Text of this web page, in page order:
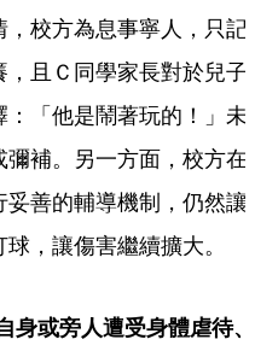
校方為息事寧人，只記
且Ｃ同學家長對於兒子
「他是鬧著玩的！」未
補。另一方面，校方在
善的輔導機制，仍然讓
，讓傷害繼續擴大。
或旁人遭受身體虐待、